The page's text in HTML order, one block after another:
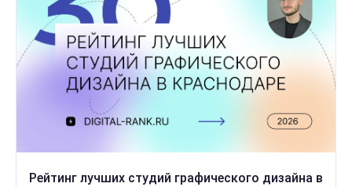
Рейтинг лучших студий графического дизайна в